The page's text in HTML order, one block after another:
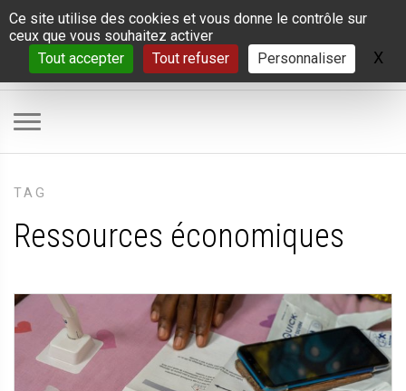
Panneau de gestion des cookies
Ce site utilise des cookies et vous donne le contrôle sur
ceux que vous souhaitez activer
Tout accepter
Tout refuser Personnaliser X
TAG
Ressources économiques